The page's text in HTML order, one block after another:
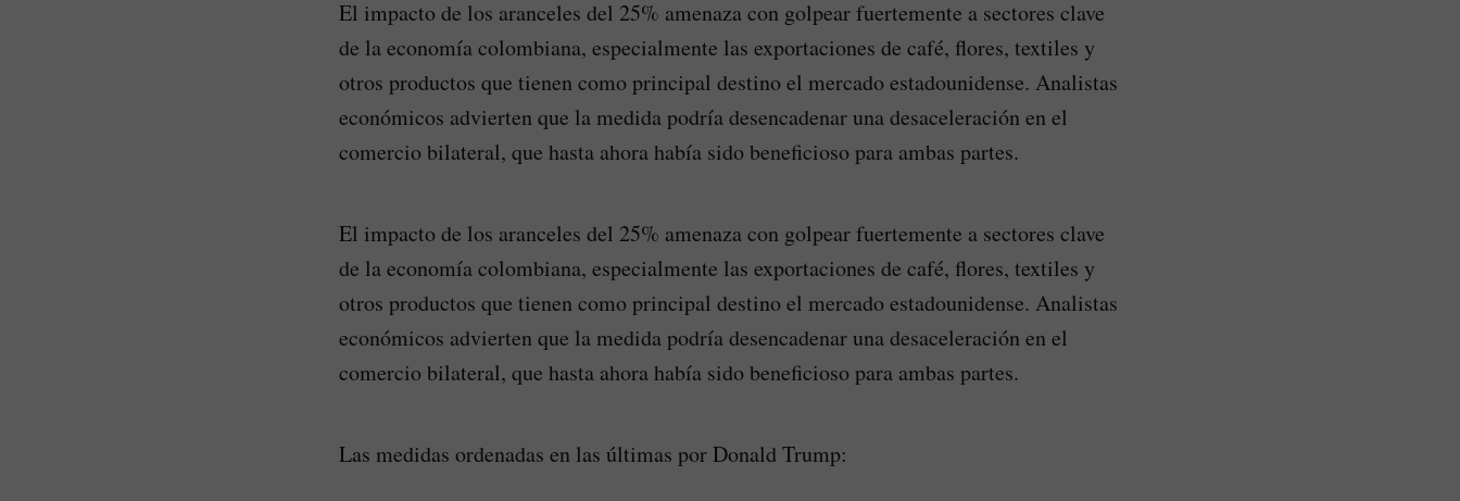
El impacto de los aranceles del 25% amenaza con golpear fuertemente a sectores clave
de la economía colombiana, especialmente las exportaciones de café, flores, textiles y
otros productos que tienen como principal destino el mercado estadounidense. Analistas
económicos advierten que la medida podría desencadenar una desaceleración en el
comercio bilateral, que hasta ahora había sido beneficioso para ambas partes.
El impacto de los aranceles del 25% amenaza con golpear fuertemente a sectores clave
de la economía colombiana, especialmente las exportaciones de café, flores, textiles y
otros productos que tienen como principal destino el mercado estadounidense. Analistas
económicos advierten que la medida podría desencadenar una desaceleración en el
comercio bilateral, que hasta ahora había sido beneficioso para ambas partes.
Las medidas ordenadas en las últimas por Donald Trump: